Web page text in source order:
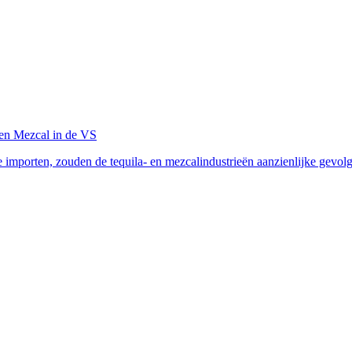
Mezcal in de VS
zouden de tequila- en mezcalindustrieën aanzienlijke